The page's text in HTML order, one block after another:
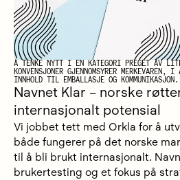
Å TENKE NYTT I EN KATEGORI PREGET AV
KONVENSJONER GJENNOMSYRER MERKEVAREN,
INNHOLD TIL EMBALLASJE OG KOMMUNIKASJON.
Navnet Klar – norske
internasjonalt potensial
Vi jobbet tett med Orkla for å
både fungerer på det norske
til å bli brukt internasjonalt.
brukertesting og et fokus på